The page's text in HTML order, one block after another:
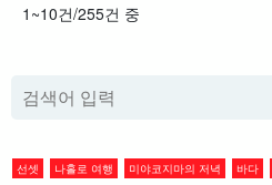
1~10건/255건 중
선셋 나홀로 여행 미야코지마의 저녁 바다